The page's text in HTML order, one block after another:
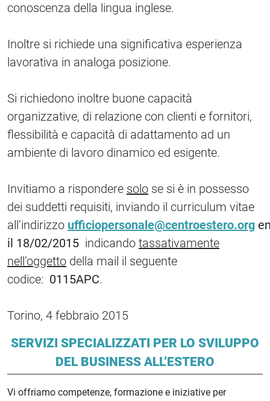
conoscenza della lingua inglese.
Inoltre si richiede una significativa esperienza
lavorativa in analoga posizione.
Si richiedono inoltre buone capacità
organizzative, di relazione con clienti e fornitori,
flessibilità e capacità di adattamento ad un
ambiente di lavoro dinamico ed esigente.
Invitiamo a rispondere solo se si è in possesso
dei suddetti requisiti, inviando il curriculum vitae
all’indirizzo ufficiopersonale@centroestero.org
il 18/02/2015 indicando tassativamente
nell’oggetto della mail il seguente
codice: 0115APC.
Torino, 4 febbraio 2015
SERVIZI SPECIALIZZATI PER LO SVILUPPO
DEL BUSINESS ALL’ESTERO
Vi offriamo competenze, formazione e iniziative per